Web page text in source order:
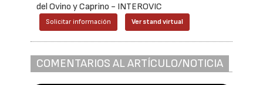
del Ovino y Caprino - INTEROVIC
Solicitar información Ver stand virtual
COMENTARIOS AL ARTÍCULO/NOTICIA